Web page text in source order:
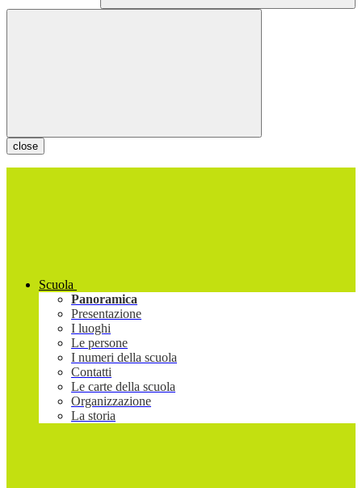
close
Scuola
Panoramica
Presentazione
I luoghi
Le persone
I numeri della scuola
Contatti
Le carte della scuola
Organizzazione
La storia